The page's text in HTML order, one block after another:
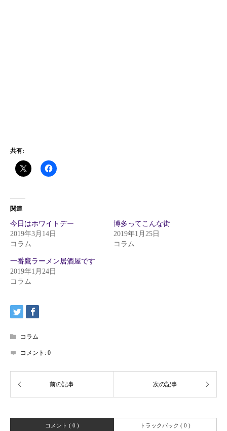
共有:
関連
今日はホワイトデー
2019年3月14日
コラム
博多ってこんな街
2019年1月25日
コラム
一番鷹ラーメン居酒屋です
2019年1月24日
コラム
コラム
コメント: 0
コメント ( 0 ) トラックバック ( 0 )